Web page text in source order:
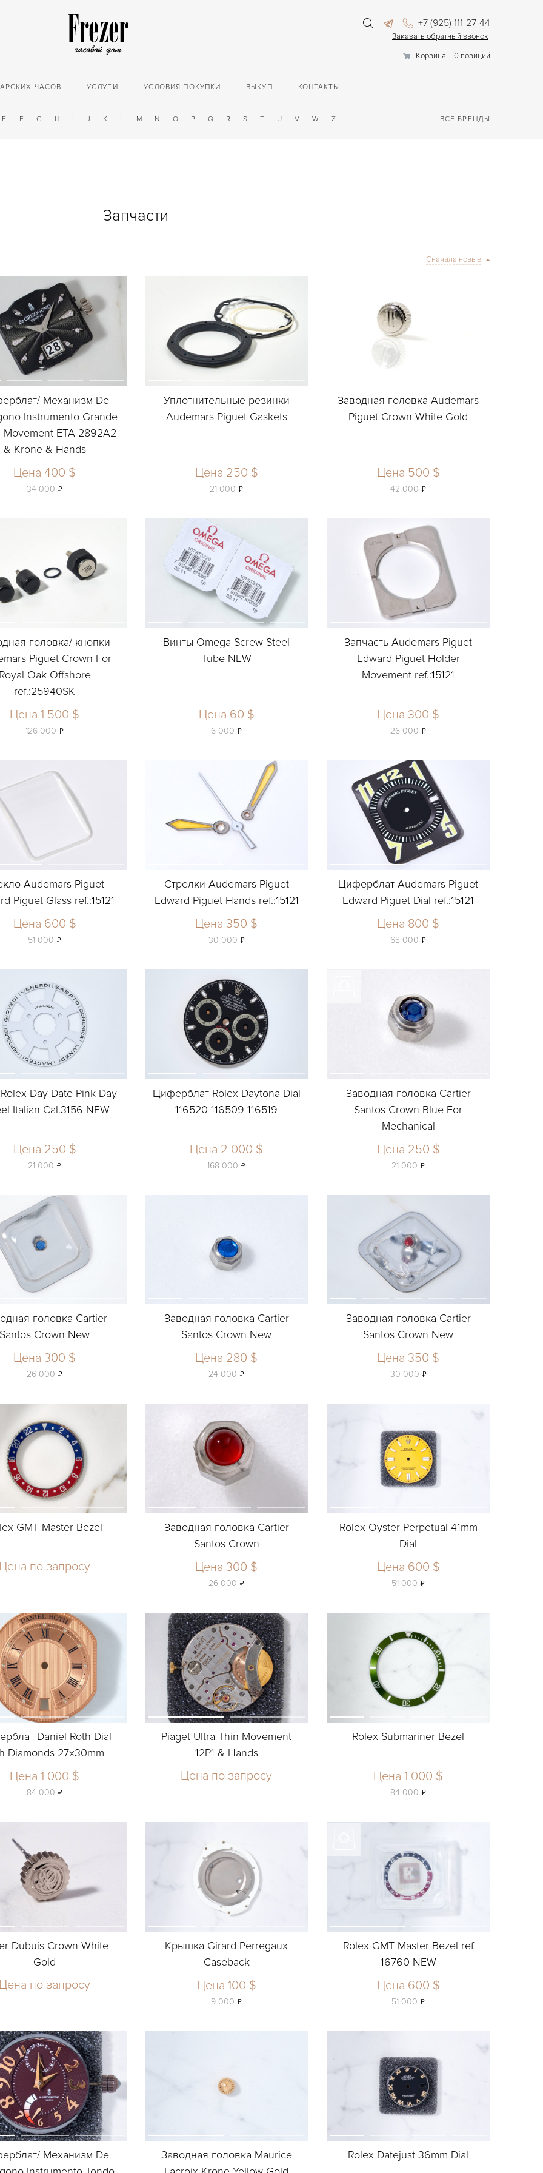
+7 (925) 111-27-44
Заказать обратный звонок
Корзина
0 позиций
ЧАСОВ УСЛУГИ УСЛОВИЯ ПОКУПКИ ВЫКУП КОНТАКТЫ
E F G H I J K L M N O P Q R S T U V W Z ВСЕ БРЕНДЫ
Запчасти
Сначала новые
Механизм De
Instrumento Grande
Movement ETA 2892A2
& Krone & Hands
Цена 400 $
34 000 ь
Уплотнительные резинки
Audemars Piguet Gaskets
Цена 250 $
21 000 ь
Заводная головка Audemars
Piguet Crown White Gold
Цена 500 $
42 000 ь
головка/ кнопки
Piguet Crown For
Oak Offshore
ref.:25940SK
Цена 1 500 $
126 000 ь
Винты Omega Screw Steel
Tube NEW
Цена 60 $
6 000 ь
Запчасть Audemars Piguet
Edward Piguet Holder
Movement ref.:15121
Цена 300 $
26 000 ь
Audemars Piguet
Piguet Glass ref.:15121
Цена 600 $
51 000 ь
Стрелки Audemars Piguet
Edward Piguet Hands ref.:15121
Цена 350 $
30 000 ь
Циферблат Audemars Piguet
Edward Piguet Dial ref.:15121
Цена 800 $
68 000 ь
Day-Date Pink Day
Italian Cal.3156 NEW
Цена 250 $
21 000 ь
Циферблат Rolex Daytona Dial
116520 116509 116519
Цена 2 000 $
168 000 ь
Заводная головка Cartier
Santos Crown Blue For
Mechanical
Цена 250 $
21 000 ь
головка Cartier
Santos Crown New
Цена 300 $
26 000 ь
Заводная головка Cartier
Santos Crown New
Цена 280 $
24 000 ь
Заводная головка Cartier
Santos Crown New
Цена 350 $
30 000 ь
GMT Master Bezel
по запросу
Заводная головка Cartier
Santos Crown
Цена 300 $
26 000 ь
Rolex Oyster Perpetual 41mm
Dial
Цена 600 $
51 000 ь
Daniel Roth Dial
Diamonds 27x30mm
Цена 1 000 $
84 000 ь
Piaget Ultra Thin Movement
12P1 & Hands
Цена по запросу
Rolex Submariner Bezel
Цена 1 000 $
84 000 ь
Dubuis Crown White
Gold
по запросу
Крышка Girard Perregaux
Caseback
Цена 100 $
9 000 ь
Rolex GMT Master Bezel ref
16760 NEW
Цена 600 $
51 000 ь
Механизм De
Заводная головка Maurice
Rolex Datejust 36mm Dial